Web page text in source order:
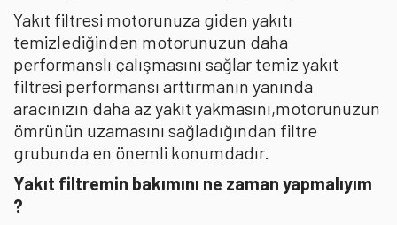
Yakıt filtresi motorunuza giden yakıtı
temizlediğinden motorunuzun daha
performanslı çalışmasını sağlar temiz yakıt
filtresi performansı arttırmanın yanında
aracınızın daha az yakıt yakmasını,motorunuzun
ömrünün uzamasını sağladığından filtre
grubunda en önemli konumdadır.
Yakıt filtremin bakımını ne zaman yapmalıyım
?